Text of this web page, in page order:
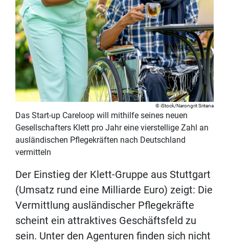
iStock/Narongrit Sritana
Das Start-up Careloop will mithilfe seines neuen
Gesellschafters Klett pro Jahr eine vierstellige Zahl an
ausländischen Pflegekräften nach Deutschland
vermitteln
Der Einstieg der Klett-Gruppe aus Stuttgart
(Umsatz rund eine Milliarde Euro) zeigt: Die
Vermittlung ausländischer Pflegekräfte
scheint ein attraktives Geschäftsfeld zu
sein. Unter den Agenturen finden sich nicht